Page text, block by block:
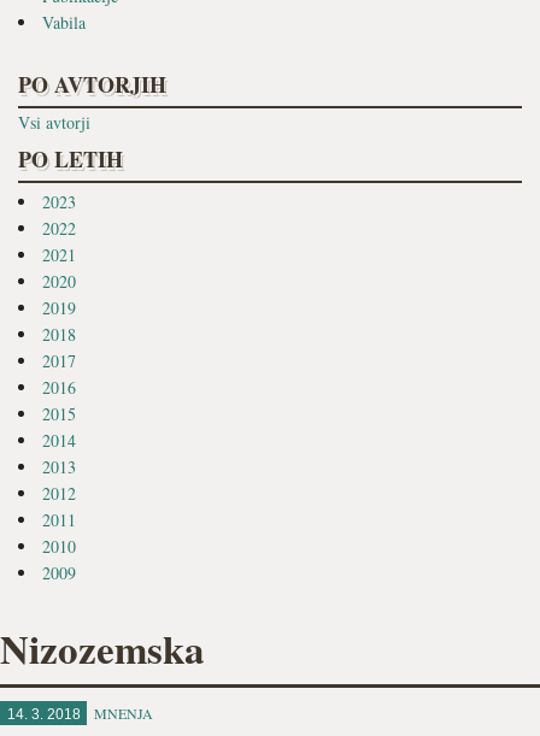
Vabila
PO AVTORJIH
Vsi avtorji
PO LETIH
2023
2022
2021
2020
2019
2018
2017
2016
2015
2014
2013
2012
2011
2010
2009
Nizozemska
14. 3. 2018 MNENJA